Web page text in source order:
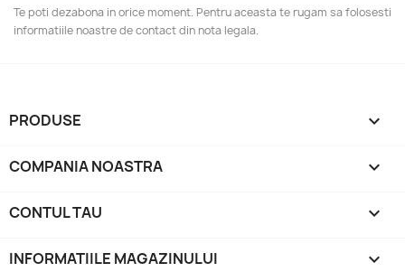
Te poti dezabona in orice moment. Pentru aceasta te rugam sa folosesti
informatiile noastre de contact din nota legala.
PRODUSE 
COMPANIA NOASTRA 
CONTUL TAU 
INFORMATIILE MAGAZINULUI keyboard_arrow_down